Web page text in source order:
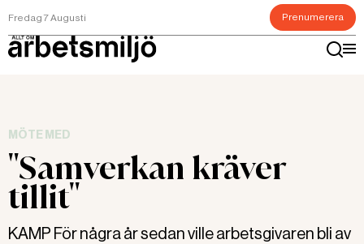
Fredag 7 Augusti Prenumerera
MÖTE MED
"Samverkan kräver
tillit"
KAMP För några år sedan ville arbetsgivaren bli av